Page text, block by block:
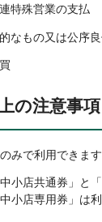
特殊営業の支払
なもの又は公序
の注意事項
みで利用できます
小店共通券」と
小店専用券」は